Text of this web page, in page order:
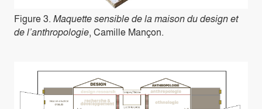
Figure 3. Maquette sensible de la maison du design et
de l’anthropologie, Camille Mançon.